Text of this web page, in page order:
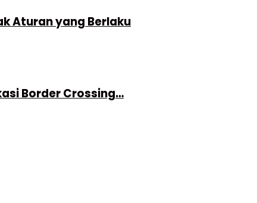
Aturan yang Berlaku
Border Crossing…